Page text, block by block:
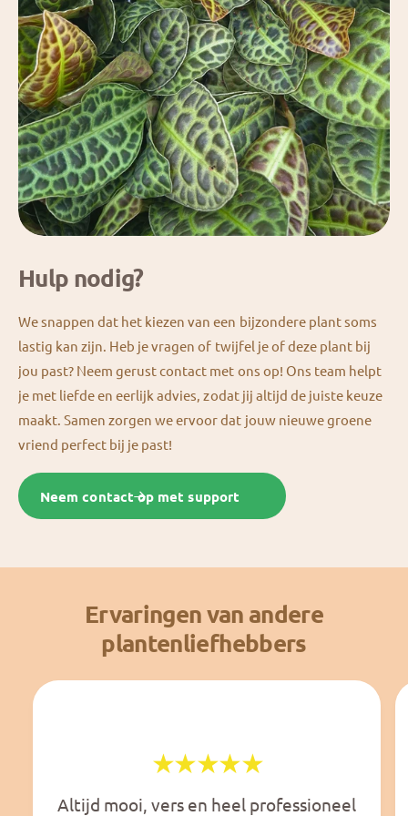
Hulp nodig?
We snappen dat het kiezen van een bijzondere plant soms
lastig kan zijn. Heb je vragen of twijfel je of deze plant bij
jou past? Neem gerust contact met ons op! Ons team helpt
je met liefde en eerlijk advies, zodat jij altijd de juiste keuze
maakt. Samen zorgen we ervoor dat jouw nieuwe groene
vriend perfect bij je past!
Neem contact op met support
Ervaringen van andere
plantenliefhebbers
Altijd mooi, vers en heel professioneel